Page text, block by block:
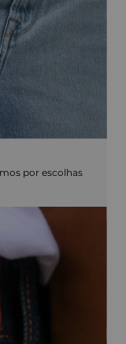
por escolhas